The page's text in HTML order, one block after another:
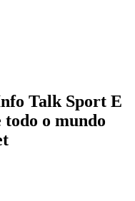
Talk Sport E
todo o mundo